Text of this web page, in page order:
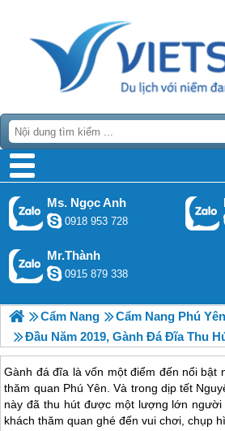
Ms. Ngọc Anh
0918 953 728
Mr.Thành
0915 879 338
Cẩm Nang Cẩm Nang Phú Yên
Đầu Năm 2019, Gành Đá Đĩa Thu Hút
Gành đá đĩa là vốn một điểm đến nổi bật
thăm quan Phú Yên. Và trong dịp tết
này đã thu hút được một lượng lớn
khách thăm quan ghé đến vui chơi, chụp